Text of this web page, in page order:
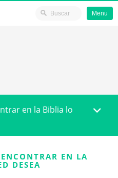
Menu
en la Biblia lo
EN LA
DESEA